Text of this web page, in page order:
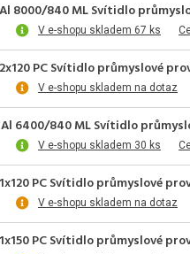
Al 8000/840 ML Svítidlo
V e-shopu skladem 67 ks
2x120 PC Svítidlo průmyslové
V e-shopu skladem na dotaz
Al 6400/840 ML Svítidlo
V e-shopu skladem 30 ks
1x120 PC Svítidlo průmyslové
V e-shopu skladem na dotaz
1x150 PC Svítidlo průmyslové